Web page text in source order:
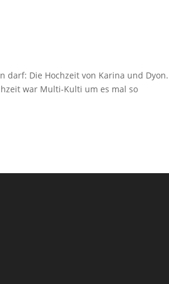
Die Hochzeit von Karina und
war Multi-Kulti um es mal so